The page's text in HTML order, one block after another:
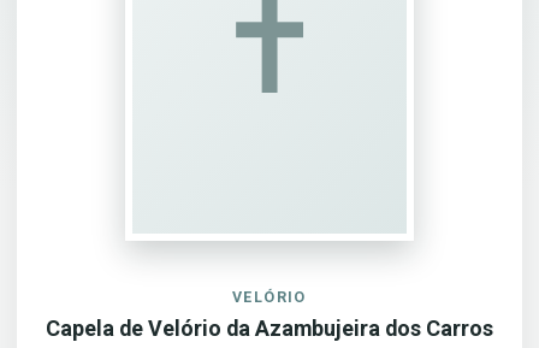
✝︎
VELÓRIO
Capela de Velório da Azambujeira dos Carros